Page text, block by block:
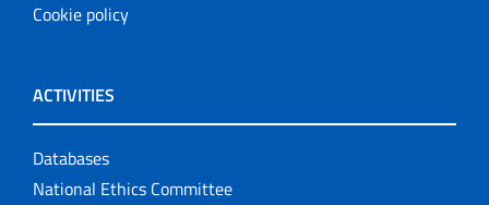
Rapporti ISTISAN
Services
Settore Attività Editoriali
Cookie policy
ACTIVITIES
Databases
National Ethics Committee